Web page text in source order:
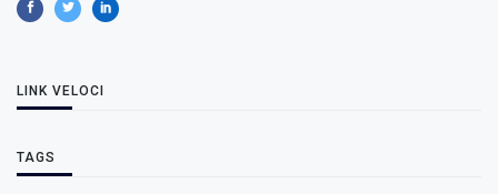
LINK VELOCI
TAGS